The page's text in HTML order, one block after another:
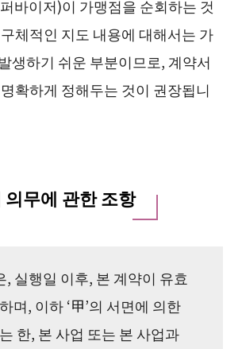
바이저)이 가맹점을 순회하는 것
체적인 지도 내용에 대해서는 가
생하기 쉬운 부분이므로, 계약서
확하게 정해두는 것이 권장됩니
의무에 관한 조항
, 실행일 이후, 본 계약이 유효
며, 이하 ‘甲’의 서면에 의한
한, 본 사업 또는 본 사업과